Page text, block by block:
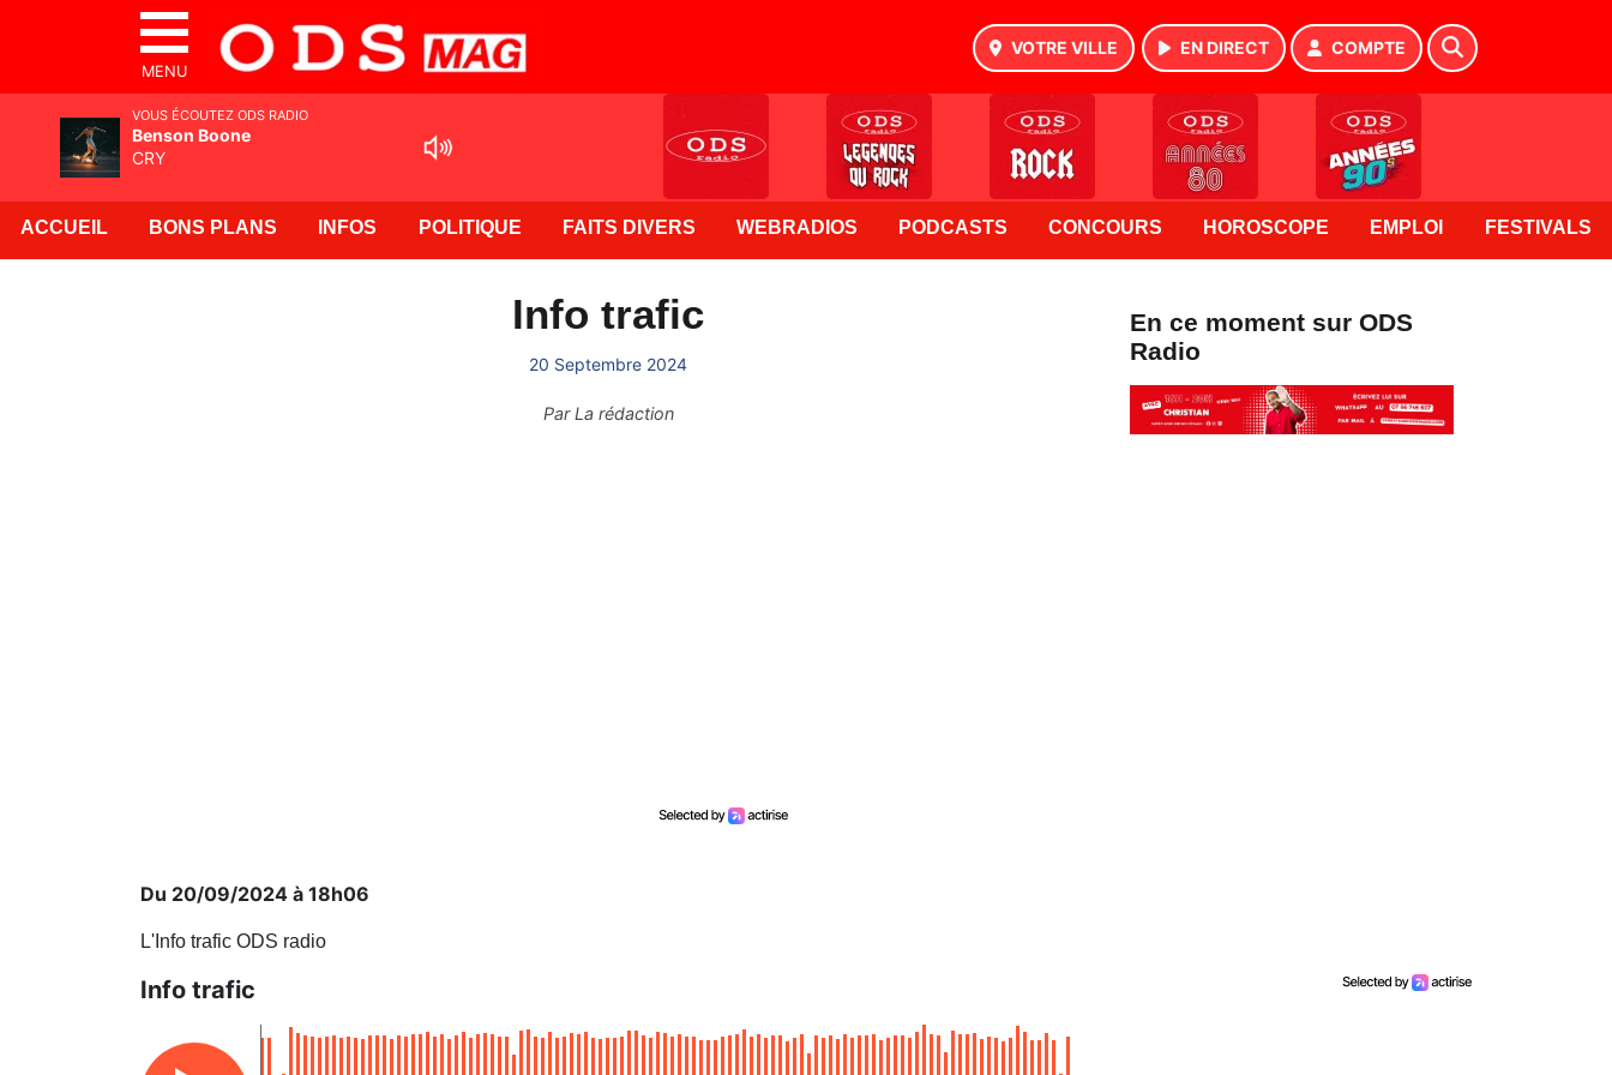
MENU
VOTRE VILLE EN DIRECT COMPTE
ACCUEIL BONS PLANS INFOS POLITIQUE FAITS DIVERS WEBRADIOS PODCASTS CONCOURS HOROSCOPE EMPLOI FESTIVALS
Info trafic
20 Septembre 2024
ParLa rédaction
Du 20/09/2024 à 18h06
L'Info trafic ODS radio
Info trafic
En ce moment sur ODS
Radio
VOUS ÉCOUTEZ ODS RADIO
Benson Boone
CRY